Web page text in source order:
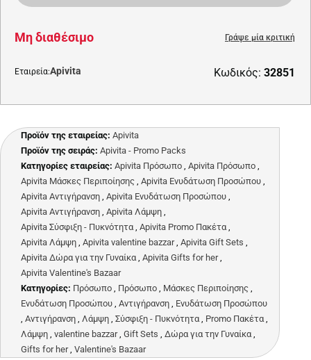
Εταιρεία:Apivita Κωδικός: 32851
Μη διαθέσιμο Γράψε μία κριτική
Προϊόν της εταιρείας: Apivita
Προϊόν της σειράς: Apivita - Promo Packs
Κατηγορίες εταιρείας: Apivita Πρόσωπο , Apivita Πρόσωπο ,
Apivita Μάσκες Περιποίησης , Apivita Ενυδάτωση Προσώπου ,
Apivita Αντιγήρανση , Apivita Ενυδάτωση Προσώπου ,
Apivita Αντιγήρανση , Apivita Λάμψη ,
Apivita Σύσφιξη - Πυκνότητα, Apivita Promo Πακέτα,
Apivita Λάμψη , Apivita valentine bazzar, Apivita Gift Sets ,
Apivita Δώρα για την Γυναίκα, Apivita Gifts for her,
Apivita Valentine's Bazaar
Κατηγορίες: Πρόσωπο , Πρόσωπο , Μάσκες Περιποίησης ,
Ενυδάτωση Προσώπου , Αντιγήρανση , Ενυδάτωση Προσώπου
, Αντιγήρανση , Λάμψη , Σύσφιξη - Πυκνότητα, Promo Πακέτα,
Λάμψη , valentine bazzar, Gift Sets , Δώρα για την Γυναίκα,
Gifts for her, Valentine's Bazaar